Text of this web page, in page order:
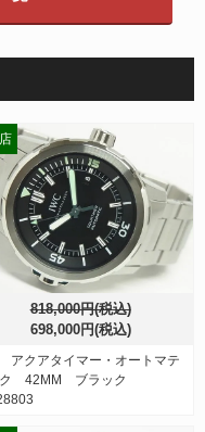
818,000円(税込)
698,000円(税込)
アクアタイマー・オートマテ
ク 42MM ブラック